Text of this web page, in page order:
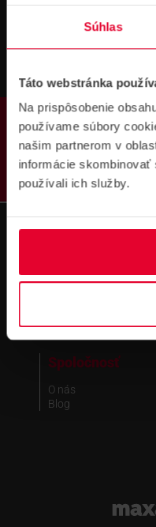
Súhlas
Táto webstránka
Na prispôsobenie
používame súbory
našim partnerom v
informácie
používali ich služby.
PRODUKTY
IČO: 36340804 | DIČ:
IBAN : SK51 1100
zapísané v OR MS
Kontakt
Pobočka Bratislava
Pobočka Dubnica
Pobočka Košice
Fakturačné údaje
Zákaznická zóna
Spoločnosť
O nás
Blog
www.maxalarm.sk